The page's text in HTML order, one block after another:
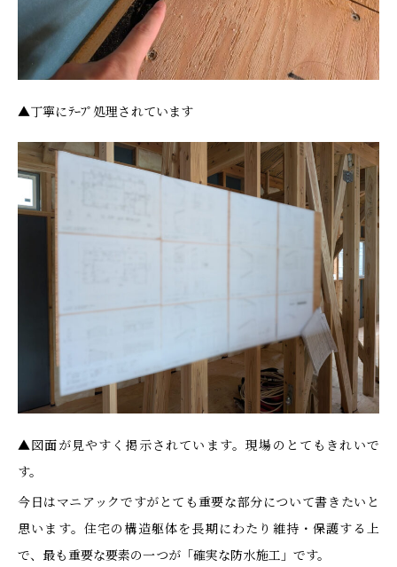
▲丁寧にﾃｰﾌﾟ処理されています
▲図面が見やすく掲示されています。現場のとてもきれいで
す。
今日はマニアックですがとても重要な部分について書きたいと
思います。住宅の構造躯体を長期にわたり維持・保護する上
で、最も重要な要素の一つが「確実な防水施工」です。